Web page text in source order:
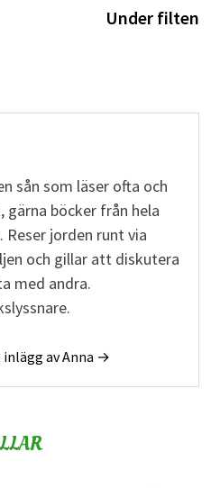
Under filten
sån som läser ofta och
gärna böcker från hela
Reser jorden runt via
och gillar att diskutera
med andra.
inlägg av Anna →